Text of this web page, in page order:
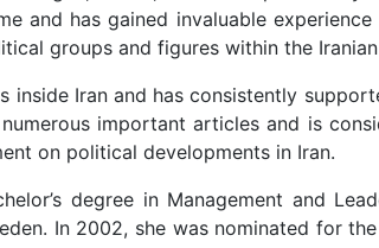
and has gained invaluable
groups and figures within the
Iran and has consistently
important articles and is
on political developments in Iran.
degree in Management and
In 2002, she was nominated for